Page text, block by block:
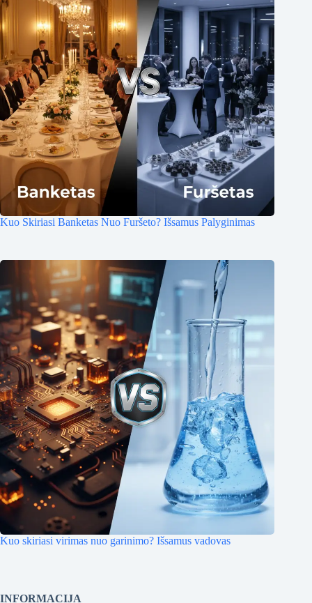
Kuo Skiriasi Banketas Nuo Furšeto? Išsamus Palyginimas
Kuo skiriasi virimas nuo garinimo? Išsamus vadovas
INFORMACIJA